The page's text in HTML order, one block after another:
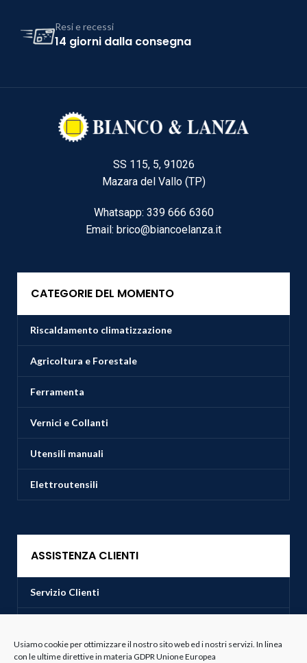
Usiamo cookie per ottimizzare il nostro sito web ed i nostri servizi. In linea
con le ultime direttive in materia GDPR Unione Europea
Resi e recessi
14 giorni dalla consegna
SS 115, 5, 91026
Mazara del Vallo (TP)
Whatsapp: 339 666 6360
Email: brico@biancoelanza.it
CATEGORIE DEL MOMENTO
Riscaldamento climatizzazione
Agricoltura e Forestale
Ferramenta
Vernici e Collanti
Utensili manuali
Elettroutensili
ASSISTENZA CLIENTI
Servizio Clienti
Resi e Recessi